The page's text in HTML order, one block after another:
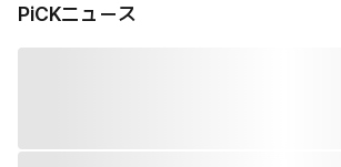
PiCKニュース